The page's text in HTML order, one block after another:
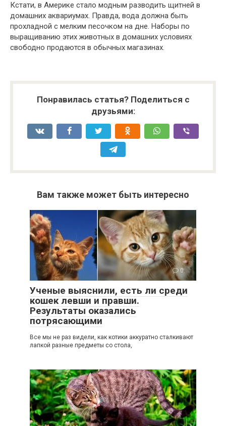
Кстати, в Америке стало модным разводить щитней в
домашних аквариумах. Правда, вода должна быть
прохладной с мелким песочком на дне. Наборы по
выращиванию этих животных в домашних условиях
свободно продаются в обычных магазинах.
Понравилась статья? Поделиться с
друзьями:
Вам также может быть интересно
0
Ученые выяснили, есть ли среди
кошек левши и правши.
Результаты оказались
потрясающими
Все мы не раз видели, как котики аккуратно сталкивают
лапкой разные предметы со стола,